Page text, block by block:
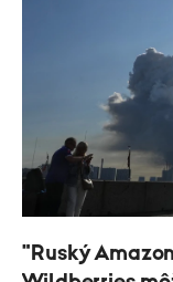
"Ruský